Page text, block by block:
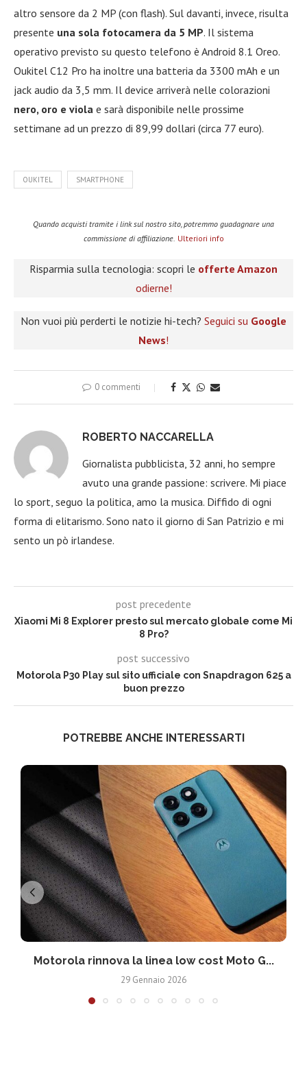
altro sensore da 2 MP (con flash). Sul davanti, invece, risulta
presente una sola fotocamera da 5 MP. Il sistema
operativo previsto su questo telefono è Android 8.1 Oreo.
Oukitel C12 Pro ha inoltre una batteria da 3300 mAh e un
jack audio da 3,5 mm. Il device arriverà nelle colorazioni
nero, oro e viola e sarà disponibile nelle prossime
settimane ad un prezzo di 89,99 dollari (circa 77 euro).
OUKITEL SMARTPHONE
Quando acquisti tramite i link sul nostro sito, potremmo guadagnare una
commissione di affiliazione. Ulteriori info
Risparmia sulla tecnologia: scopri le offerte Amazon
odierne!
Non vuoi più perderti le notizie hi-tech? Seguici su Google
News!
0 commenti
ROBERTO NACCARELLA
Giornalista pubblicista, 32 anni, ho sempre
avuto una grande passione: scrivere. Mi piace
lo sport, seguo la politica, amo la musica. Diffido di ogni
forma di elitarismo. Sono nato il giorno di San Patrizio e mi
sento un pò irlandese.
post precedente
Xiaomi Mi 8 Explorer presto sul mercato globale come Mi
8 Pro?
post successivo
Motorola P30 Play sul sito ufficiale con Snapdragon 625 a
buon prezzo
POTREBBE ANCHE INTERESSARTI
Motorola rinnova la linea low cost Moto G...
29 Gennaio 2026